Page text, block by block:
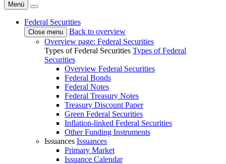
Menü
Federal Securities
Close menu
Back to overview
Overview page: Federal Securities
Types of Federal Securities Types of Federal
Securities
Overview Federal Securities
Federal Bonds
Federal Notes
Federal Treasury Notes
Treasury Discount Paper
Green Federal Securities
Inflation-linked Federal Securities
Other Funding Instruments
Issuances Issuances
Primary Market
Issuance Calendar